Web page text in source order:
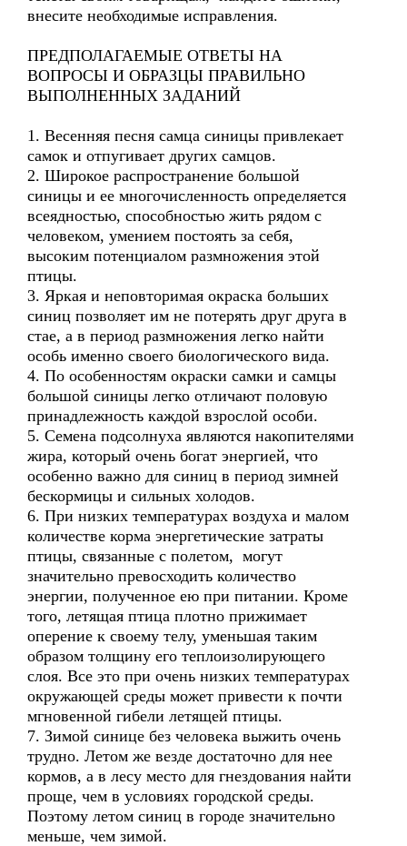
внесите необходимые исправления.
ПРЕДПОЛАГАЕМЫЕ ОТВЕТЫ НА
ВОПРОСЫ И ОБРАЗЦЫ ПРАВИЛЬНО
ВЫПОЛНЕННЫХ ЗАДАНИЙ
1. Весенняя песня самца синицы привлекает
самок и отпугивает других самцов.
2. Широкое распространение большой
синицы и ее многочисленность определяется
всеядностью, способностью жить рядом с
человеком, умением постоять за себя,
высоким потенциалом размножения этой
птицы.
3. Яркая и неповторимая окраска больших
синиц позволяет им не потерять друг друга в
стае, а в период размножения легко найти
особь именно своего биологического вида.
4. По особенностям окраски самки и самцы
большой синицы легко отличают половую
принадлежность каждой взрослой особи.
5. Семена подсолнуха являются накопителями
жира, который очень богат энергией, что
особенно важно для синиц в период зимней
бескормицы и сильных холодов.
6. При низких температурах воздуха и малом
количестве корма энергетические затраты
птицы, связанные с полетом, могут
значительно превосходить количество
энергии, полученное ею при питании. Кроме
того, летящая птица плотно прижимает
оперение к своему телу, уменьшая таким
образом толщину его теплоизолирующего
слоя. Все это при очень низких температурах
окружающей среды может привести к почти
мгновенной гибели летящей птицы.
7. Зимой синице без человека выжить очень
трудно. Летом же везде достаточно для нее
кормов, а в лесу место для гнездования найти
проще, чем в условиях городской среды.
Поэтому летом синиц в городе значительно
меньше, чем зимой.